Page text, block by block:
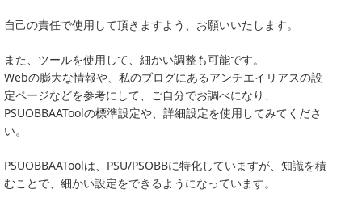
自己の責任で使用して頂きますよう、お願いいたします。
また、ツールを使用して、細かい調整も可能です。
Webの膨大な情報や、私のブログにあるアンチエイリアスの設
定ページなどを参考にして、ご自分でお調べになり、
PSUOBBAAToolの標準設定や、詳細設定を使用してみてくださ
い。
PSUOBBAAToolは、PSU/PSOBBに特化していますが、知識を積
むことで、細かい設定をできるようになっています。